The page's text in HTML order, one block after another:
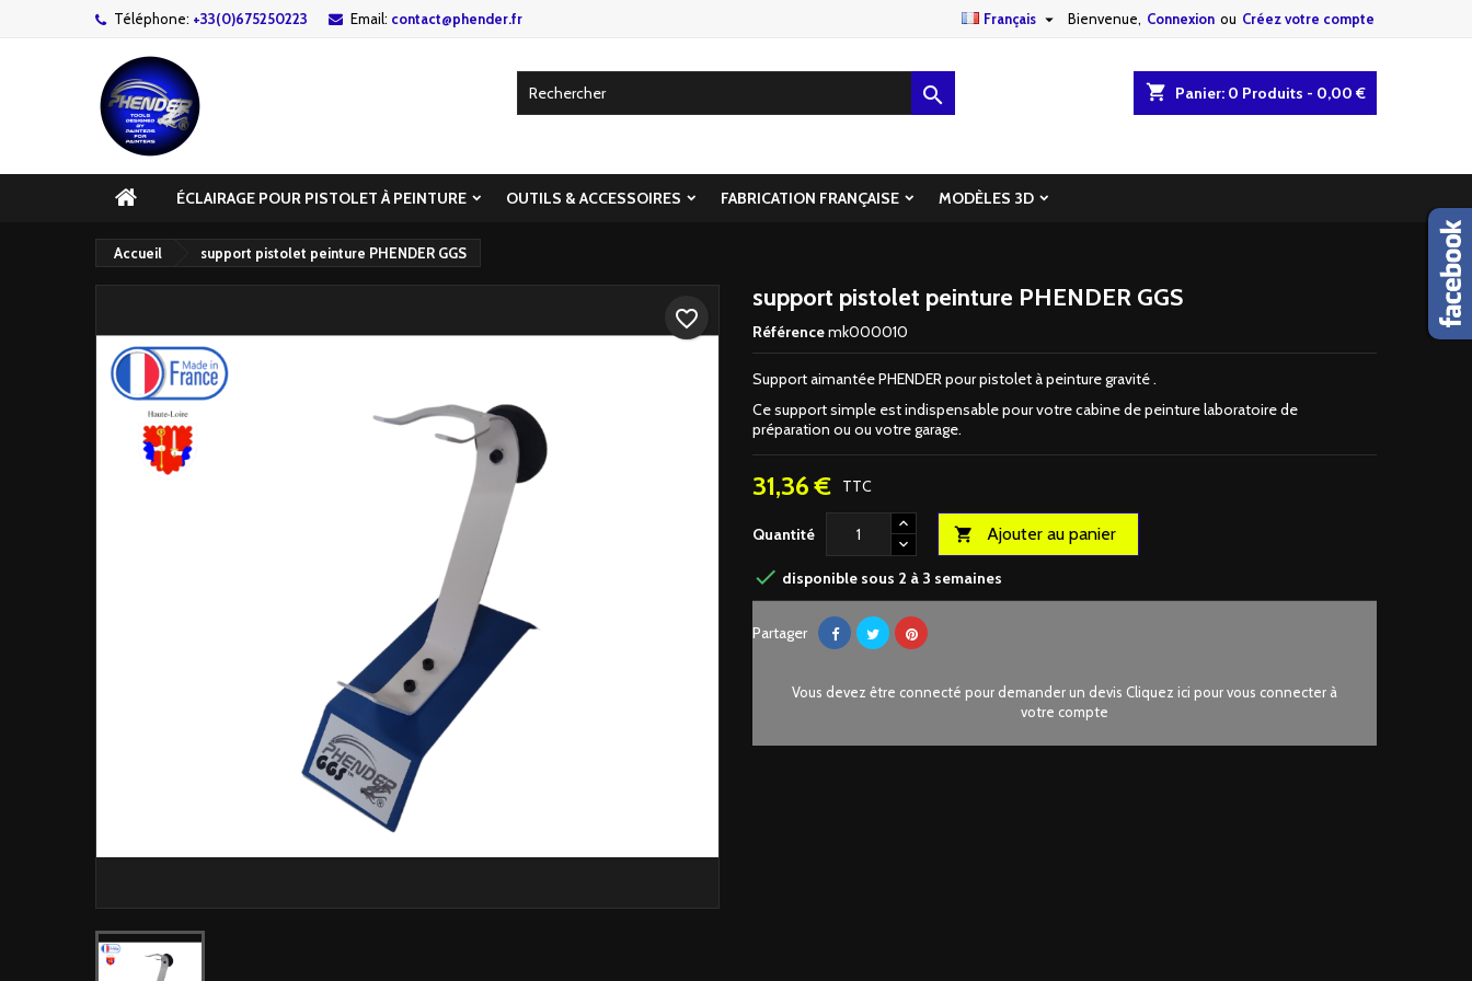
Téléphone: +33(0)675250223 Email: contact@phender.fr Bienvenue, Connexion ou Créez votre compte
Français 
shopping_cart Panier: 0 Produits - 0,00 €

ÉCLAIRAGE POUR PISTOLET À PEINTURE OUTILS & ACCESSOIRES FABRICATION FRANÇAISE MODÈLES 3D
Accueil support pistolet peinture PHENDER GGS
favorite_border
support pistolet peinture PHENDER GGS
Référencemk000010
Support aimantée PHENDER pour pistolet à peinture gravité .
Ce support simple est indispensable pour votre cabine de peinture laboratoire de
préparation ou ou votre garage.
31,36 € TTC
Quantité  Ajouter au panier
 disponible sous 2 à 3 semaines
Partager
Vous devez être connecté pour demander un devis Cliquez ici pour vous connecter à
votre compte